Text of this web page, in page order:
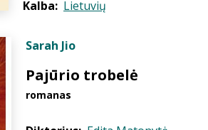
Kalba: Lietuvių
Sarah Jio
Pajūrio trobelė
romanas